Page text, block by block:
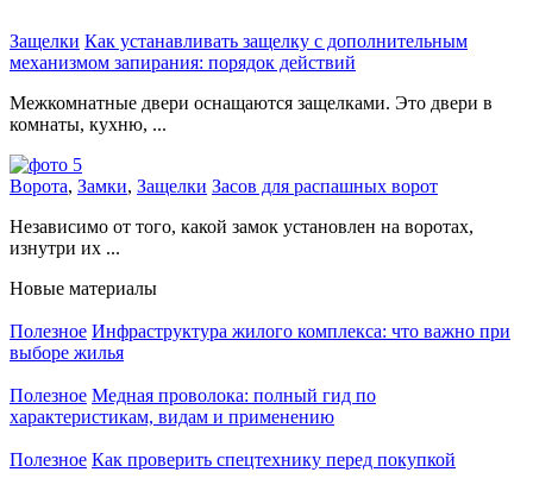
Защелки Как устанавливать защелку с дополнительным
механизмом запирания: порядок действий
Межкомнатные двери оснащаются защелками. Это двери в
комнаты, кухню, ...
Ворота, Замки, Защелки Засов для распашных ворот
Независимо от того, какой замок установлен на воротах,
изнутри их ...
Новые материалы
Полезное Инфраструктура жилого комплекса: что важно при
выборе жилья
Полезное Медная проволока: полный гид по
характеристикам, видам и применению
Полезное Как проверить спецтехнику перед покупкой